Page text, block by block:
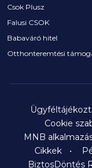
Csok Plusz
Falusi CSOK
Babaváró hitel
Otthonteremtési
Cookie
MNB
Cikkek
BiztosDöntés